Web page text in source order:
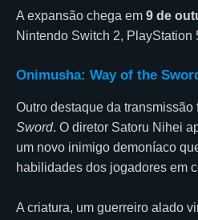
A expansão chega em 9 de
Nintendo Switch 2, PlayStation
Onimusha: Way of the
Outro destaque da transmissão
Sword. O diretor Satoru Nihei
um novo inimigo demoníaco
habilidades dos jogadores em
A criatura, um guerreiro alado